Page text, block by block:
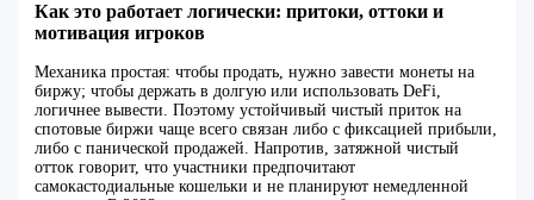
Как это работает логически: притоки, оттоки и
мотивация игроков
Механика простая: чтобы продать, нужно завести монеты на
биржу; чтобы держать в долгую или использовать DeFi,
логичнее вывести. Поэтому устойчивый чистый приток на
спотовые биржи чаще всего связан либо с фиксацией прибыли,
либо с панической продажей. Напротив, затяжной чистый
отток говорит, что участники предпочитают
самокастодиальные кошельки и не планируют немедленной